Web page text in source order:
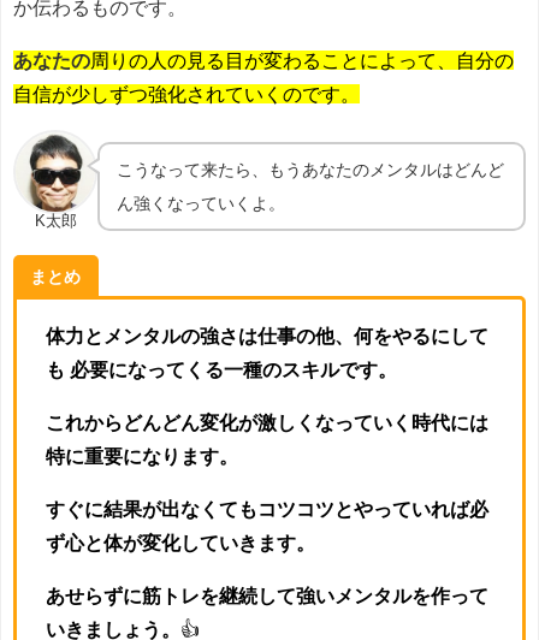
か伝わるものです。
あなたの周り の人の見る目が変わることによって、自分の
自信が少しずつ強化されていくのです。
K太郎
こうなって来たら、もうあなたのメンタルはどんど
ん強くなっていくよ。
まとめ
体力とメンタルの強さは仕事の他、何をやるにして
も 必要になってくる一種のスキルです。
これからどんどん変化が激しくなっていく時代には
特に重要になります。
すぐに結果が出なくてもコツコツとやっていれば必
ず心と体が変化していきます。
あせらずに筋トレを継続して強いメンタルを作って
いきましょう。 👍